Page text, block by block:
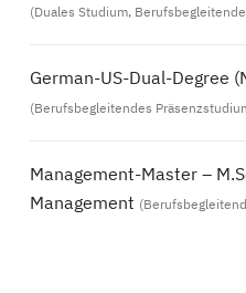
(Duales Studium,
German-US-Dual-Degree
(Berufsbegleitendes
Management-Master –
Management